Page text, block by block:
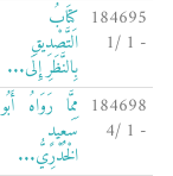
184695
- 1 /1
كِتَابُ
التَّصْدِيقِ
بِالنَّظَرِ إِلَى...
184698
- 1 /4
مِمَّا رَوَاهُ أَبُو
سَعِيدٍ
الْخُدْرِيُّ...